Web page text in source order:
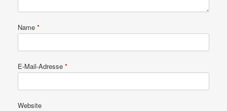
Name *
E-Mail-Adresse *
Website